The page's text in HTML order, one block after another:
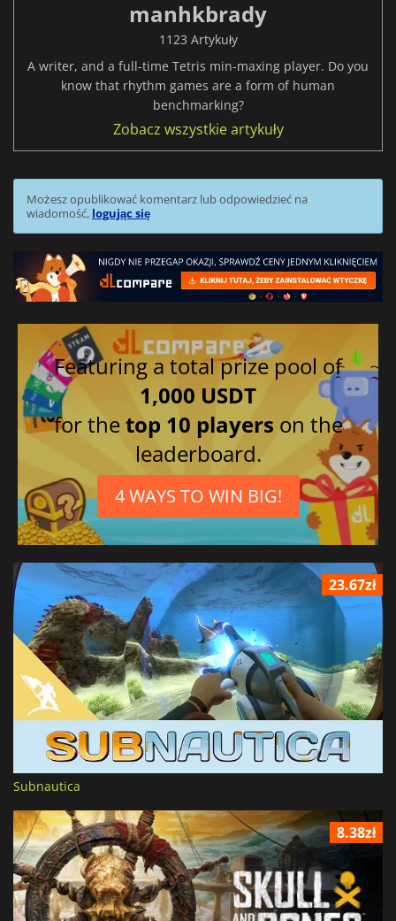
manhkbrady
1123 Artykuły
A writer, and a full-time Tetris min-maxing player. Do you
know that rhythm games are a form of human
benchmarking?
Zobacz wszystkie artykuły
Możesz opublikować komentarz lub odpowiedzieć na
wiadomość, logując się
Featuring a total prize pool of
1,000 USDT
for thetop 10 players on the
leaderboard.
4 WAYS TO WIN BIG!
23.67zł
Subnautica
8.38zł